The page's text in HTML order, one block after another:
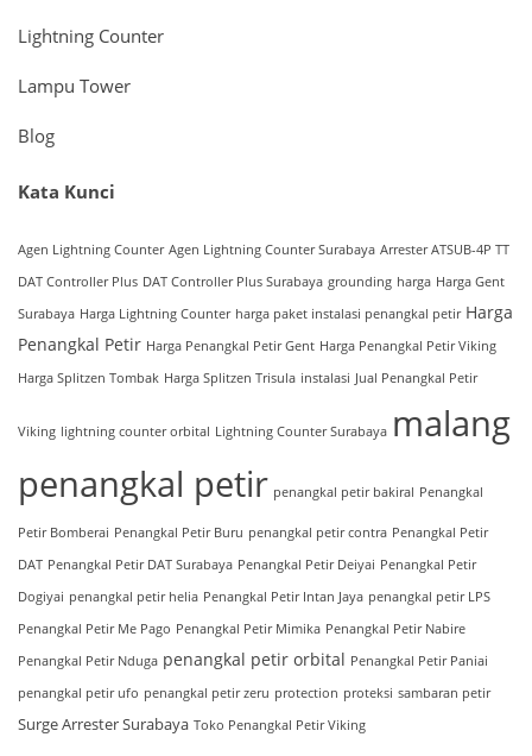
Lightning Counter
Lampu Tower
Blog
Kata Kunci
Agen Lightning Counter Agen Lightning Counter Surabaya Arrester ATSUB-4P TT
DAT Controller Plus DAT Controller Plus Surabaya grounding harga Harga Gent
Surabaya Harga Lightning Counter harga paket instalasi penangkal petir Harga
Penangkal Petir Harga Penangkal Petir Gent Harga Penangkal Petir Viking
Harga Splitzen Tombak Harga Splitzen Trisula instalasi Jual Penangkal Petir
Viking lightning counter orbital Lightning Counter Surabaya malang
penangkal petir penangkal petir bakiral Penangkal
Petir Bomberai Penangkal Petir Buru penangkal petir contra Penangkal Petir
DAT Penangkal Petir DAT Surabaya Penangkal Petir Deiyai Penangkal Petir
Dogiyai penangkal petir helia Penangkal Petir Intan Jaya penangkal petir LPS
Penangkal Petir Me Pago Penangkal Petir Mimika Penangkal Petir Nabire
Penangkal Petir Nduga penangkal petir orbital Penangkal Petir Paniai
penangkal petir ufo penangkal petir zeru protection proteksi sambaran petir
Surge Arrester Surabaya Toko Penangkal Petir Viking